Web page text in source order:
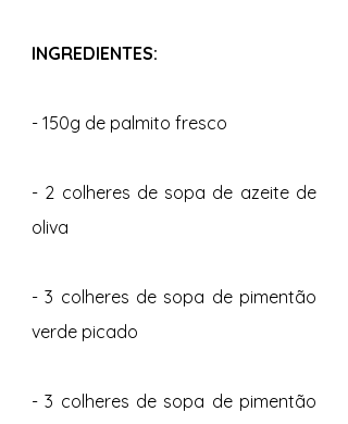
INGREDIENTES:
- 150g de palmito fresco
- 2 colheres de sopa de azeite de
oliva
- 3 colheres de sopa de pimentão
verde picado
- 3 colheres de sopa de pimentão